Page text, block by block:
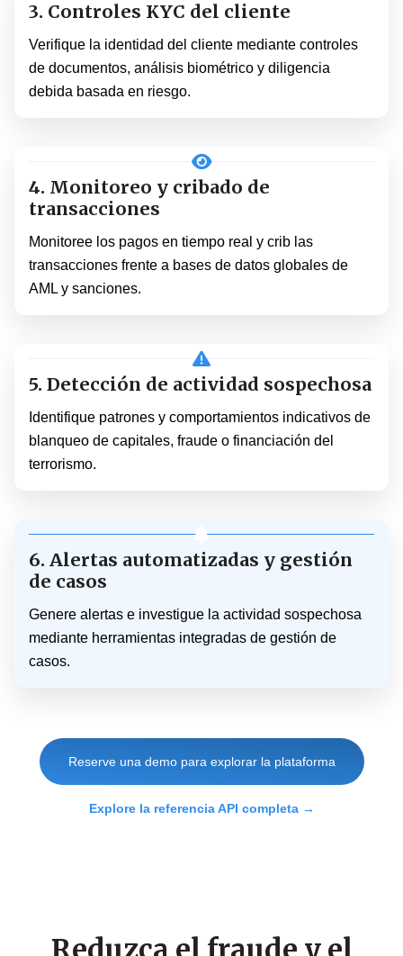
3. Controles KYC del cliente
Verifique la identidad del cliente mediante controles
de documentos, análisis biométrico y diligencia
debida basada en riesgo.
4. Monitoreo y cribado de
transacciones
Monitoree los pagos en tiempo real y crib las
transacciones frente a bases de datos globales de
AML y sanciones.
5. Detección de actividad sospechosa
Identifique patrones y comportamientos indicativos de
blanqueo de capitales, fraude o financiación del
terrorismo.
6. Alertas automatizadas y gestión
de casos
Genere alertas e investigue la actividad sospechosa
mediante herramientas integradas de gestión de
casos.
Reserve una demo para explorar la plataforma
Explore la referencia API completa →